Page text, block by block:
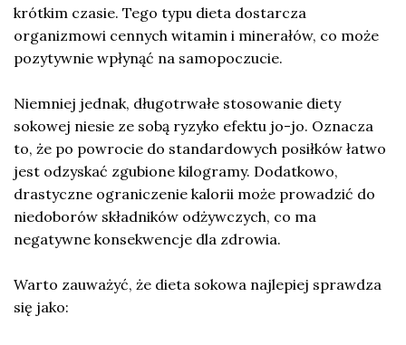
krótkim czasie. Tego typu dieta dostarcza
organizmowi cennych witamin i minerałów, co może
pozytywnie wpłynąć na samopoczucie.
Niemniej jednak, długotrwałe stosowanie diety
sokowej niesie ze sobą ryzyko efektu jo-jo. Oznacza
to, że po powrocie do standardowych posiłków łatwo
jest odzyskać zgubione kilogramy. Dodatkowo,
drastyczne ograniczenie kalorii może prowadzić do
niedoborów składników odżywczych, co ma
negatywne konsekwencje dla zdrowia.
Warto zauważyć, że dieta sokowa najlepiej sprawdza
się jako: